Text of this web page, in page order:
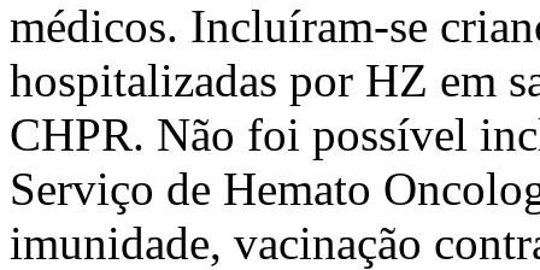
médicos. Incluíram-se
hospitalizadas por HZ em
CHPR. Não foi possível
Serviço de Hemato
imunidade, vacinação